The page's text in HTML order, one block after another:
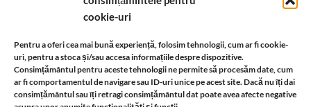
cookie-uri
Pentru a oferi cea mai bună experiență, folosim tehnologii, cum ar fi cookie-
uri, pentru a stoca și/sau accesa informațiile despre dispozitive.
Consimțământul pentru aceste tehnologii ne permite să procesăm date, cum
ar fi comportamentul de navigare sau ID-uri unice pe acest site. Dacă nu îți dai
consimțământul sau îți retragi consimțământul dat poate avea afecte negative
Identificare firma Retragere din contract